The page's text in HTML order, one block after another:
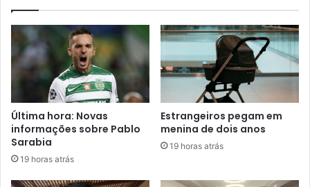
Última hora: Novas
informações sobre Pablo
Sarabia
19 horas atrás
Estrangeiros pegam em
menina de dois anos
19 horas atrás